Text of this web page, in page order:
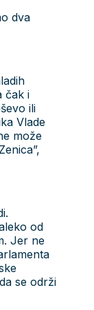
dva
čak i
ili
Vlade
može
od
Jer ne
se održi